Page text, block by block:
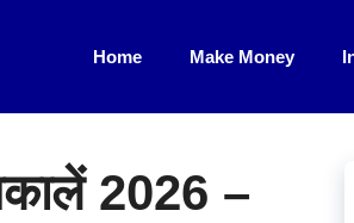
Home Make Money
2026 –